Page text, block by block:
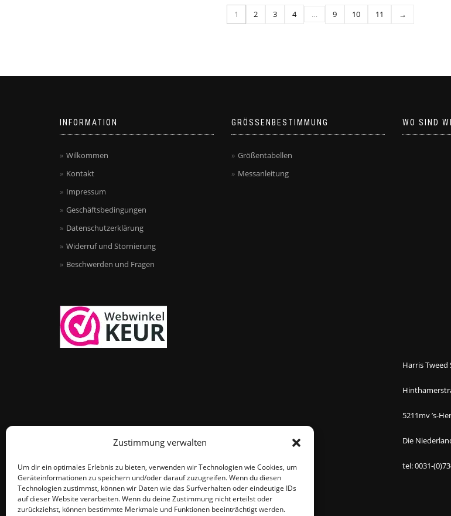
Zustimmung verwalten
Um dir ein optimales Erlebnis zu bieten, verwenden wir Technologien wie Cookies, um
Geräteinformationen zu speichern und/oder darauf zuzugreifen. Wenn du diesen
Technologien zustimmst, können wir Daten wie das Surfverhalten oder eindeutige IDs
auf dieser Website verarbeiten. Wenn du deine Zustimmung nicht erteilst oder
zurückziehst, können bestimmte Merkmale und Funktionen beeinträchtigt werden.
1 2 3 4 … 9 10 11 →
INFORMATION
Wilkommen
Kontakt
Impressum
Geschäftsbedingungen
Datenschutzerklärung
Widerruf und Stornierung
Beschwerden und Fragen
GRÖSSENBESTIMMUNG
Größentabellen
Messanleitung
WO SIND
Harris Tweed
5211mv ’s-
Die
tel: 0031-